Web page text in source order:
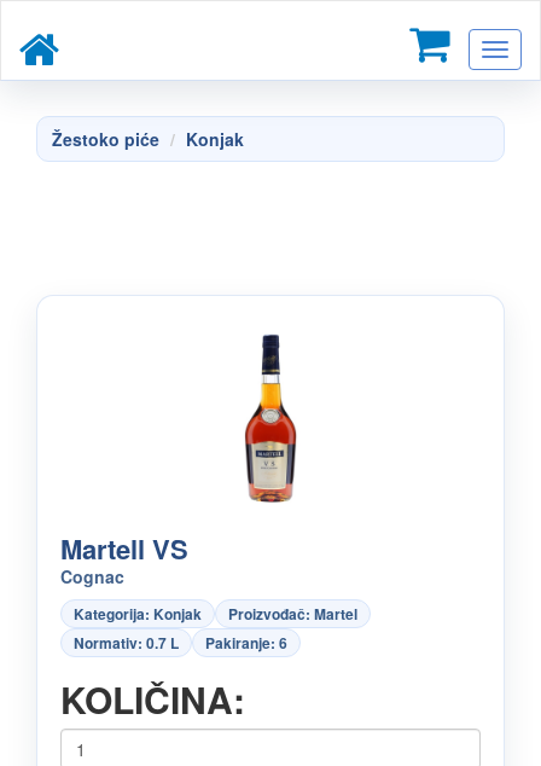
Žestoko piće Konjak
Martell VS
Cognac
Kategorija: Konjak
Proizvođač: Martel
Normativ: 0.7 L
Pakiranje: 6
KOLIČINA: